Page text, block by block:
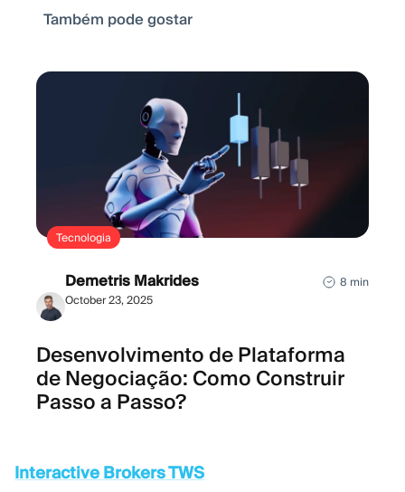
Também pode gostar
Tecnologia
Demetris Makrides
October 23, 2025
8 min
Desenvolvimento de Plataforma
de Negociação: Como Construir
Passo a Passo?
Interactive Brokers TWS